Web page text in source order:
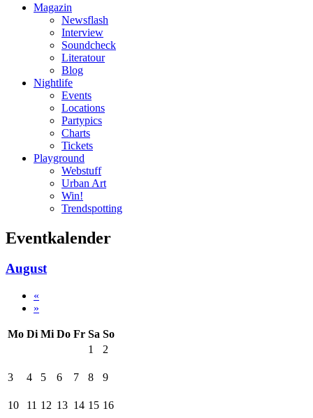
Magazin
Newsflash
Interview
Soundcheck
Literatour
Blog
Nightlife
Events
Locations
Partypics
Charts
Tickets
Playground
Webstuff
Urban Art
Win!
Trendspotting
Eventkalender
August
«
»
Mo Di Mi Do Fr Sa So
1
2
3 4 5 6 7 8 9
10 11 12 13 14 15 16